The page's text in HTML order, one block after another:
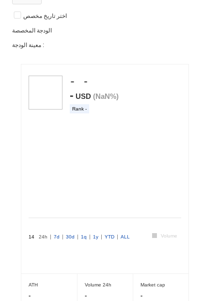
اختر تاريخ مخصص
الودجة المخصصة
معينة الودجة :